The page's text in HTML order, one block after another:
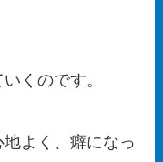
くのです。
よく、癖になっ